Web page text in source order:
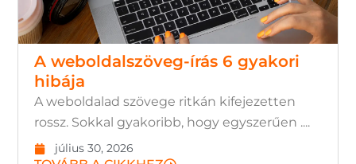
A weboldalszöveg-írás 6 gyakori
hibája
A weboldalad szövege ritkán kifejezetten
rossz. Sokkal gyakoribb, hogy egyszerűen ....
július 30, 2026